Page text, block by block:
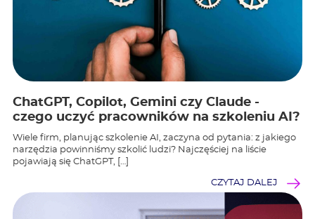
ChatGPT, Copilot, Gemini czy Claude -
czego uczyć pracowników na szkoleniu AI?
Wiele firm, planując szkolenie AI, zaczyna od pytania: z jakiego
narzędzia powinniśmy szkolić ludzi? Najczęściej na liście
pojawiają się ChatGPT, […]
CZYTAJ DALEJ